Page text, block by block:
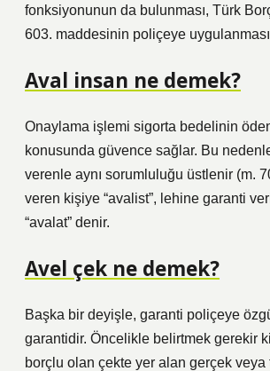
fonksiyonunun da bulunması, Türk
603. maddesinin poliçeye
Aval insan ne demek?
Onaylama işlemi sigorta bedelinin
konusunda güvence sağlar. Bu
verenle aynı sorumluluğu üstlenir (m.
veren kişiye “avalist”, lehine garanti
“avalat” denir.
Avel çek ne demek?
Başka bir deyişle, garanti poliçeye
garantidir. Öncelikle belirtmek gerekir
borçlu olan çekte yer alan gerçek